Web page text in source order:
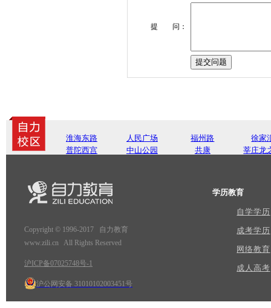
提 问：
淮海东路 人民广场 福州路
徐家
普陀西宫
中山公园 共康 莘庄龙
Copyright © 1996-2017 自力教育
www.zili.cn All Rights Reserved
沪ICP备07025748号-1
沪公网安备 31010102003451号
学历教育
自学学历
成考学历
网络教育
成人高考